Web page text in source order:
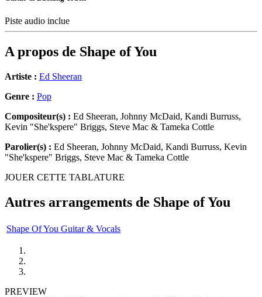
Piste audio inclue
A propos de Shape of You
Artiste : Ed Sheeran
Genre : Pop
Compositeur(s) : Ed Sheeran, Johnny McDaid, Kandi Burruss,
Kevin "She'kspere" Briggs, Steve Mac & Tameka Cottle
Parolier(s) : Ed Sheeran, Johnny McDaid, Kandi Burruss, Kevin
"She'kspere" Briggs, Steve Mac & Tameka Cottle
JOUER CETTE TABLATURE
Autres arrangements de Shape of You
Shape Of You Guitar & Vocals
PREVIEW